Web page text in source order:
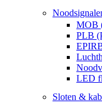
MOB
PLB
LED
Sloten &